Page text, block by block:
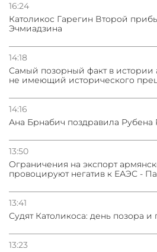
16:24
Католикос Гарегин Второй
Эчмиадзина
14:18
Самый позорный факт в истории
не имеющий исторического
14:16
Ана Брнабич поздравила Рубена
13:50
Oграничения на экспорт
провоцируют негатив к ЕАЭС -
13:41
Судят Католикоса: день позора и
13:23